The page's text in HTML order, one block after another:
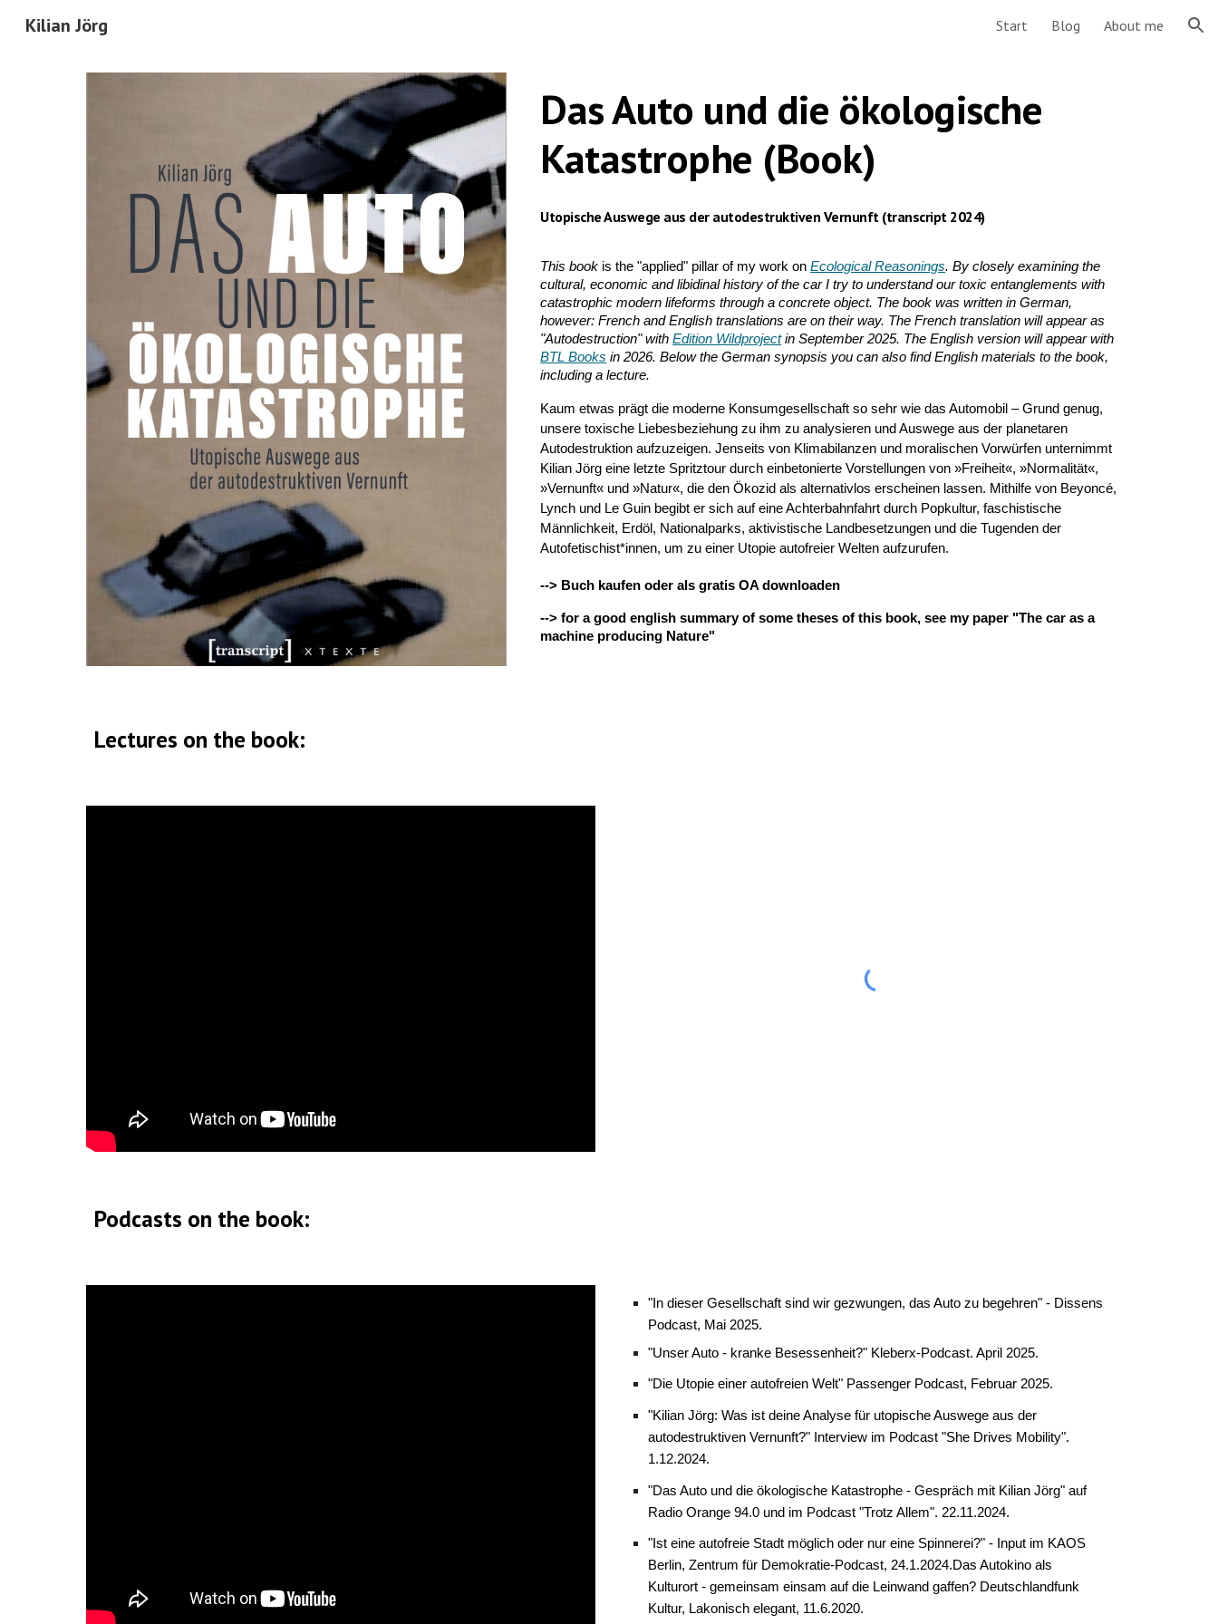
Kilian Jörg Start Blog About me
Das Auto und die ökologische
Katastrophe (Book)
Utopische Auswege aus der autodestruktiven Vernunft (transcript 2024)
This book is the "applied" pillar of my work onEcological Reasonings. By closely examining the
cultural, economic and libidinal history of the car I try to understand our toxic entanglements with
catastrophic modern lifeforms through a concrete object. The book was written in German,
however: French and English translations are on their way. The French translation will appear as
"Autodestruction" withEdition Wildprojectin September 2025. The English version will appear with
BTL Books in 2026. Below the German synopsis you can also find English materials to the book,
including a lecture.
Kaum etwas prägt die moderne Konsumgesellschaft so sehr wie das Automobil – Grund genug,
unsere toxische Liebesbeziehung zu ihm zu analysieren und Auswege aus der planetaren
Autodestruktion aufzuzeigen. Jenseits von Klimabilanzen und moralischen Vorwürfen unternimmt
Kilian Jörg eine letzte Spritztour durch einbetonierte Vorstellungen von »Freiheit«, »Normalität«,
»Vernunft« und »Natur«, die den Ökozid als alternativlos erscheinen lassen. Mithilfe von Beyoncé,
Lynch und Le Guin begibt er sich auf eine Achterbahnfahrt durch Popkultur, faschistische
Männlichkeit, Erdöl, Nationalparks, aktivistische Landbesetzungen und die Tugenden der
Autofetischist*innen, um zu einer Utopie autofreier Welten aufzurufen.
--> Buch kaufen oder als gratis OA downloaden
--> for a good english summary of some theses of this book, see my paper "The car as a
machine producing Nature"
Lectures on the book:
Podcasts on the book:
"In dieser Gesellschaft sind wir gezwungen, das Auto zu begehren" - Dissens
Podcast, Mai 2025.
"Unser Auto - kranke Besessenheit?" Kleberx-Podcast. April 2025.
"Die Utopie einer autofreien Welt" Passenger Podcast, Februar 2025.
"Kilian Jörg: Was ist deine Analyse für utopische Auswege aus der
autodestruktiven Vernunft?" Interview im Podcast "She Drives Mobility".
1.12.2024.
"Das Auto und die ökologische Katastrophe - Gespräch mit Kilian Jörg" auf
Radio Orange 94.0 und im Podcast "Trotz Allem". 22.11.2024.
"Ist eine autofreie Stadt möglich oder nur eine Spinnerei?" - Input im KAOS
Berlin, Zentrum für Demokratie-Podcast, 24.1.2024.Das Autokino als
Kulturort - gemeinsam einsam auf die Leinwand gaffen? Deutschlandfunk
Kultur, Lakonisch elegant, 11.6.2020.